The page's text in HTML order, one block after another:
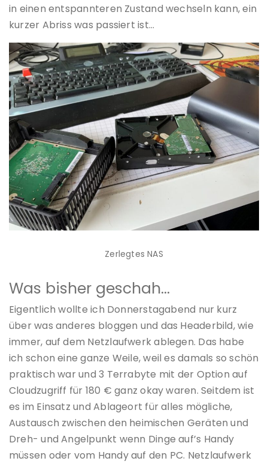
in einen entspannteren Zustand wechseln kann, ein
kurzer Abriss was passiert ist…
Zerlegtes NAS
Was bisher geschah…
Eigentlich wollte ich Donnerstagabend nur kurz
über was anderes bloggen und das Headerbild, wie
immer, auf dem Netzlaufwerk ablegen. Das habe
ich schon eine ganze Weile, weil es damals so schön
praktisch war und 3 Terrabyte mit der Option auf
Cloudzugriff für 180 € ganz okay waren. Seitdem ist
es im Einsatz und Ablageort für alles mögliche,
Austausch zwischen den heimischen Geräten und
Dreh- und Angelpunkt wenn Dinge auf’s Handy
müssen oder vom Handy auf den PC. Netzlaufwerk